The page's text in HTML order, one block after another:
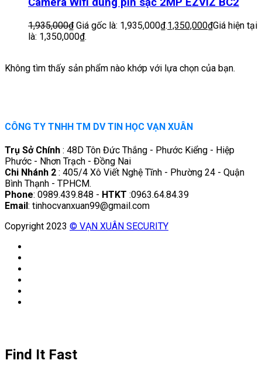
1,935,000₫ Giá gốc là: 1,935,000₫.1,350,000₫Giá hiện tại
là: 1,350,000₫.
Không tìm thấy sản phẩm nào khớp với lựa chọn của bạn.
CÔNG TY TNHH TM DV TIN HỌC VẠN XUÂN
Trụ Sở Chính : 48D Tôn Đức Thắng - Phước Kiểng - Hiệp
Phước - Nhơn Trạch - Đồng Nai
Chi Nhánh 2 : 405/4 Xô Viết Nghệ Tĩnh - Phường 24 - Quận
Bình Thạnh - TPHCM.
Phone: 0989.439.848 - HTKT :0963.64.84.39
Email : tinhocvanxuan99@gmail.com
Copyright 2023 © VẠN XUÂN SECURITY
Find It Fast